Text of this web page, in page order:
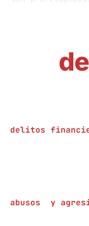
delitos
abusos y